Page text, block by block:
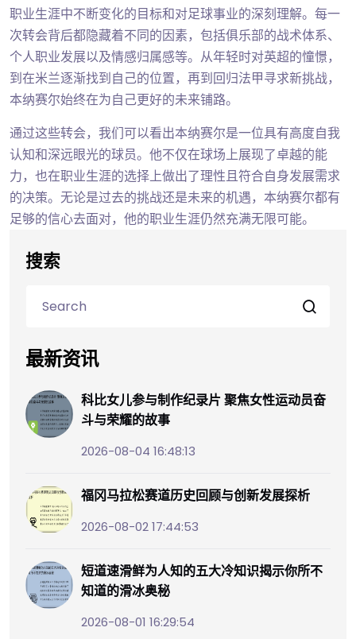
职业生涯中不断变化的目标和对足球事业的深刻理解。每一
次转会背后都隐藏着不同的因素，包括俱乐部的战术体系、
个人职业发展以及情感归属感等。从年轻时对英超的憧憬，
到在米兰逐渐找到自己的位置，再到回归法甲寻求新挑战，
本纳赛尔始终在为自己更好的未来铺路。
通过这些转会，我们可以看出本纳赛尔是一位具有高度自我
认知和深远眼光的球员。他不仅在球场上展现了卓越的能
力，也在职业生涯的选择上做出了理性且符合自身发展需求
的决策。无论是过去的挑战还是未来的机遇，本纳赛尔都有
足够的信心去面对，他的职业生涯仍然充满无限可能。
搜索
最新资讯
科比女儿参与制作纪录片 聚焦女性运动员奋
斗与荣耀的故事
2026-08-04 16:48:13
福冈马拉松赛道历史回顾与创新发展探析
2026-08-02 17:44:53
短道速滑鲜为人知的五大冷知识揭示你所不
知道的滑冰奥秘
2026-08-01 16:29:54